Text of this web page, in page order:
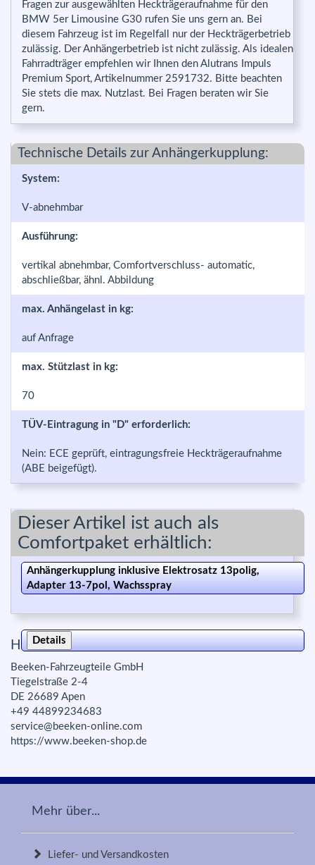
Fragen zur ausgewählten Heckträgeraufnahme für den
BMW 5er Limousine G30 rufen Sie uns gern an. Bei
diesem Fahrzeug ist im Regelfall nur der Heckträgerbetrieb
zulässig. Der Anhängerbetrieb ist nicht zulässig. Als idealen
Fahrradträger empfehlen wir Ihnen den Alutrans Impuls
Premium Sport, Artikelnummer 2591732. Bitte beachten
Sie stets die max. Nutzlast. Bei Fragen beraten wir Sie
gern.
Technische Details zur Anhängerkupplung:
System:
V-abnehmbar
Ausführung:
vertikal abnehmbar, Comfortverschluss- automatic,
abschließbar, ähnl. Abbildung
max. Anhängelast in kg:
auf Anfrage
max. Stützlast in kg:
70
TÜV-Eintragung in "D" erforderlich:
Nein: ECE geprüft, eintragungsfreie Heckträgeraufnahme
(ABE beigefügt).
Dieser Artikel ist auch als
Comfortpaket erhältlich:
Anhängerkupplung inklusive Elektrosatz 13polig,
Adapter 13-7pol, Wachsspray
Details
Herstellerinfo zur Produktsicherheit:
Beeken-Fahrzeugteile GmbH
Tiegelstraße 2-4
DE 26689 Apen
+49 44899234683
service@beeken-online.com
https://www.beeken-shop.de
Mehr über...
Liefer- und Versandkosten